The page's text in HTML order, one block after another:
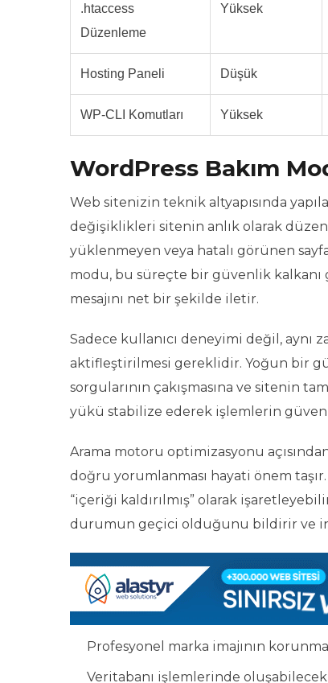
.htaccess
Düzenleme
Yüksek
Hosting Paneli Düşük
WP-CLI Komutları Yüksek
WordPress Bakım
Web sitenizin teknik altyapısında
değişiklikleri sitenin anlık olarak
yüklenmeyen veya hatalı görünen
modu, bu süreçte bir güvenlik kalkanı
mesajını net bir şekilde iletir.
Sadece kullanıcı deneyimi değil, aynı
aktifleştirilmesi gereklidir. Yoğun bir
sorgularının çakışmasına ve sitenin
yükü stabilize ederek işlemlerin
Arama motoru optimizasyonu
doğru yorumlanması hayati önem
“içeriği kaldırılmış” olarak
durumun geçici olduğunu bildirir ve
Profesyonel marka imajının
Veritabanı işlemlerinde